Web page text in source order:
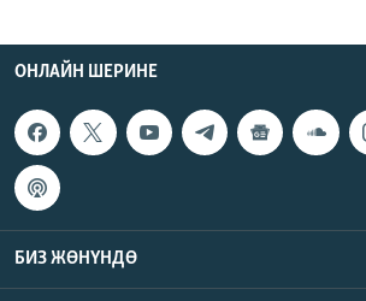
ОНЛАЙН ШЕРИНЕ
БИЗ ЖӨНҮНДӨ